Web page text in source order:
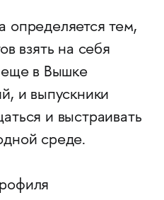
определяется тем,
взять на себя
еще в Вышке
и выпускники
и выстраивать
среде.